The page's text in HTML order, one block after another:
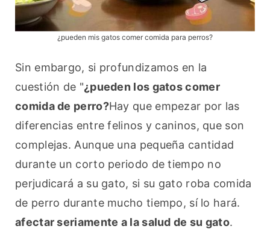
¿pueden mis gatos comer comida para perros?
Sin embargo, si profundizamos en la
cuestión de "¿pueden los gatos comer
comida de perro?Hay que empezar por las
diferencias entre felinos y caninos, que son
complejas. Aunque una pequeña cantidad
durante un corto periodo de tiempo no
perjudicará a su gato, si su gato roba comida
afectar seriamente a la salud de su gato.